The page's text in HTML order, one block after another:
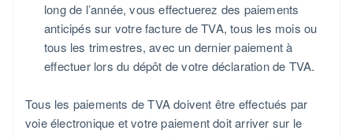
long de l’année, vous effectuerez des paiements
anticipés sur votre facture de TVA, tous les mois ou
tous les trimestres, avec un dernier paiement à
effectuer lors du dépôt de votre déclaration de TVA.
Tous les paiements de TVA doivent être effectués par
voie électronique et votre paiement doit arriver sur le